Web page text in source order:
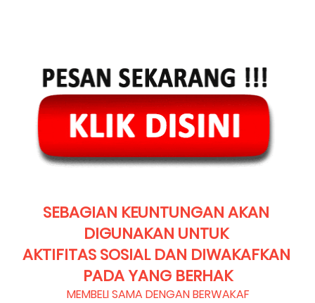
SEBAGIAN KEUNTUNGAN AKAN
DIGUNAKAN UNTUK
AKTIFITAS SOSIAL DAN DIWAKAFKAN
PADA YANG BERHAK
MEMBELI SAMA DENGAN BERWAKAF